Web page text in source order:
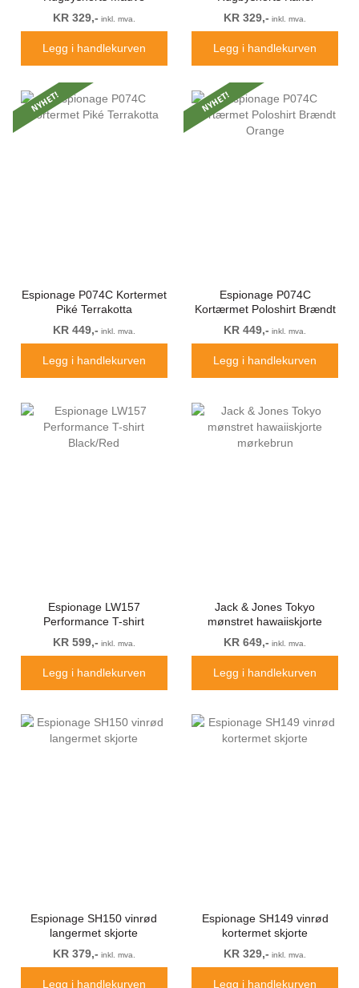
KR 329,- inkl. mva.
Legg i handlekurven
KR 329,- inkl. mva.
Legg i handlekurven
Espionage P074C Kortermet
Piké Terrakotta
NYHET!
KR 449,- inkl. mva.
Legg i handlekurven
Espionage P074C
Kortærmet Poloshirt Brændt
Orange
NYHET!
KR 449,- inkl. mva.
Legg i handlekurven
Espionage LW157
Performance T-shirt
Black/Red
KR 599,- inkl. mva.
Legg i handlekurven
Jack & Jones Tokyo
mønstret hawaiiskjorte
mørkebrun
KR 649,- inkl. mva.
Legg i handlekurven
Espionage SH150 vinrød
langermet skjorte
KR 379,- inkl. mva.
Legg i handlekurven
Espionage SH149 vinrød
kortermet skjorte
KR 329,- inkl. mva.
Legg i handlekurven